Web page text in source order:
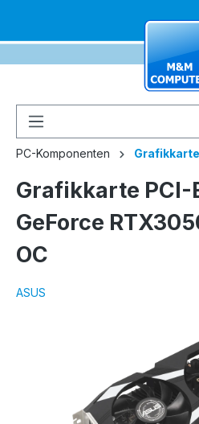
PC-Komponenten
Grafikkarte PCI-
GeForce
OC
ASUS